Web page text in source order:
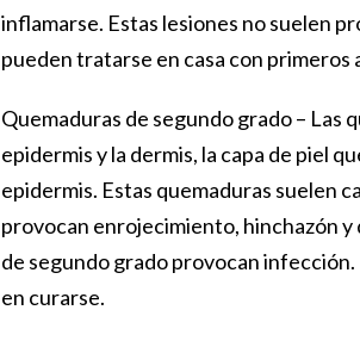
inflamarse. Estas lesiones no suelen
pueden tratarse en casa con primeros
Quemaduras de segundo grado– Las
epidermis y la dermis, la capa de piel
epidermis. Estas quemaduras suelen
provocan enrojecimiento, hinchazón y
de segundo grado provocan
en curarse.